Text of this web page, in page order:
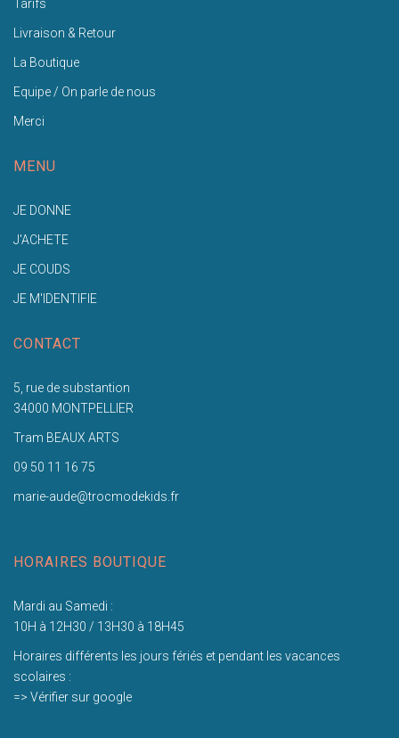
Tarifs
Livraison & Retour
La Boutique
Equipe / On parle de nous
Merci
MENU
JE DONNE
J'ACHETE
JE COUDS
JE M'IDENTIFIE
CONTACT
5, rue de substantion
34000 MONTPELLIER
Tram BEAUX ARTS
09 50 11 16 75
marie-aude@trocmodekids.fr
HORAIRES BOUTIQUE
Mardi au Samedi :
10H à 12H30 / 13H30 à 18H45
Horaires différents les jours fériés et pendant les vacances
scolaires :
=> Vérifier sur google